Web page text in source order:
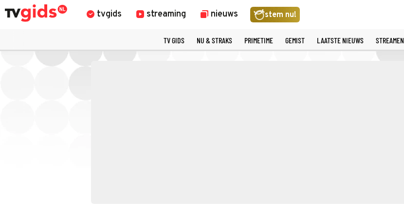
tvgids streaming nieuws stem nu!
TV GIDS NU & STRAKS PRIMETIME GEMIST LAATSTE NIEUWS STREAMEN